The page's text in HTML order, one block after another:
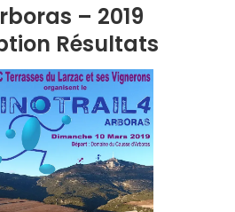
– 2019
Résultats